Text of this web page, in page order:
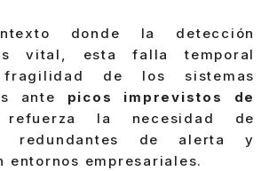
donde la detección
vital, esta falla temporal
de los sistemas
ante picos imprevistos de
la necesidad de
redundantes de alerta y
entornos empresariales.